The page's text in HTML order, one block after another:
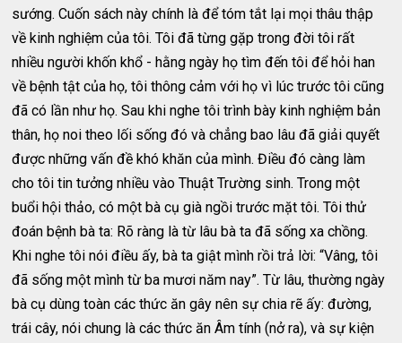
sướng. Cuốn sách này chính là để tóm tắt lại mọi thâu thập
về kinh nghiệm của tôi. Tôi đã từng gặp trong đời tôi rất
nhiều người khốn khổ - hằng ngày họ tìm đến tôi để hỏi han
về bệnh tật của họ, tôi thông cảm với họ vì lúc trước tôi cũng
đã có lần như họ. Sau khi nghe tôi trình bày kinh nghiệm bản
thân, họ noi theo lối sống đó và chẳng bao lâu đã giải quyết
được những vấn đề khó khăn của mình. Điều đó càng làm
cho tôi tin tưởng nhiều vào Thuật Trường sinh. Trong một
buổi hội thảo, có một bà cụ già ngồi trước mặt tôi. Tôi thử
đoán bệnh bà ta: Rõ ràng là từ lâu bà ta đã sống xa chồng.
Khi nghe tôi nói điều ấy, bà ta giật mình rồi trả lời: “Vâng, tôi
đã sống một mình từ ba mươi năm nay”. Từ lâu, thường ngày
bà cụ dùng toàn các thức ăn gây nên sự chia rẽ ấy: đường,
trái cây, nói chung là các thức ăn Âm tính (nở ra), và sự kiện